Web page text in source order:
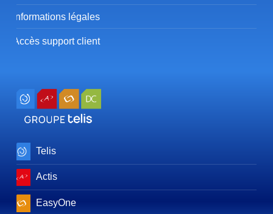
Informations légales
Accès support client
Telis
Actis
EasyOne